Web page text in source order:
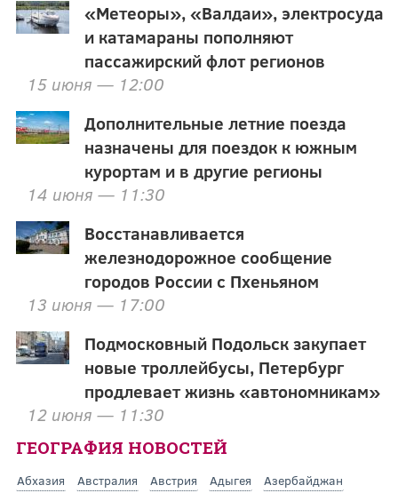
«Метеоры», «Валдаи», электросуда
и катамараны пополняют
пассажирский флот регионов
15 июня — 12:00
Дополнительные летние поезда
назначены для поездок к южным
курортам и в другие регионы
14 июня — 11:30
Восстанавливается
железнодорожное сообщение
городов России с Пхеньяном
13 июня — 17:00
Подмосковный Подольск закупает
новые троллейбусы, Петербург
продлевает жизнь «автономникам»
12 июня — 11:30
ГЕОГРАФИЯ НОВОСТЕЙ
Абхазия Австралия Австрия Адыгея
Азербайджан